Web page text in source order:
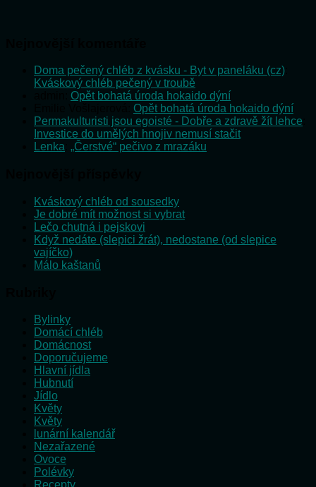
Doma pečený chléb z kvásku - Byt v paneláku (cz)
Kváskový chléb pečený v troubě
Opět bohatá úroda hokaido dýní
Opět bohatá úroda hokaido dýní
Permakulturisti jsou egoisté - Dobře a zdravě žít lehce
Investice do umělých hnojiv nemusí stačit
Lenka „Čerstvé“ pečivo z mrazáku
Kváskový chléb od sousedky
Je dobré mít možnost si vybrat
Lečo chutná i pejskovi
Když nedáte (slepici žrát), nedostane (od slepice
vajíčko)
Málo kaštanů
Bylinky
Domácí chléb
Domácnost
Doporučujeme
Hlavní jídla
Hubnutí
Jídlo
Květy
Květy
lunární kalendář
Nezařazené
Ovoce
Polévky